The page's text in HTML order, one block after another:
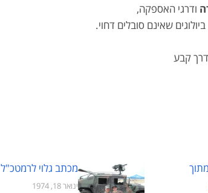
ודרגי האספקה,
גים שאינם סובלים דחוי.
קבע
מכתב גלוי לרמטכ"ל
ינואר 18, 1974